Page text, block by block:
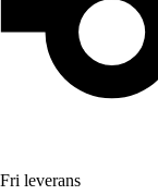
Fri leverans